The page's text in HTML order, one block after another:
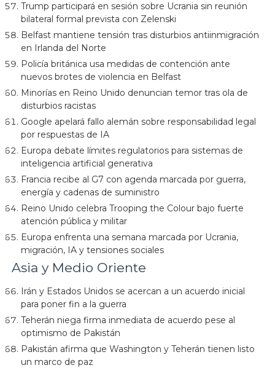
Trump participará en sesión sobre Ucrania sin reunión
bilateral formal prevista con Zelenski
Belfast mantiene tensión tras disturbios antiinmigración
en Irlanda del Norte
Policía británica usa medidas de contención ante
nuevos brotes de violencia en Belfast
Minorías en Reino Unido denuncian temor tras ola de
disturbios racistas
Google apelará fallo alemán sobre responsabilidad legal
por respuestas de IA
Europa debate límites regulatorios para sistemas de
inteligencia artificial generativa
Francia recibe al G7 con agenda marcada por guerra,
energía y cadenas de suministro
Reino Unido celebra Trooping the Colour bajo fuerte
atención pública y militar
Europa enfrenta una semana marcada por Ucrania,
migración, IA y tensiones sociales
Asia y Medio Oriente
Irán y Estados Unidos se acercan a un acuerdo inicial
para poner fin a la guerra
Teherán niega firma inmediata de acuerdo pese al
optimismo de Pakistán
Pakistán afirma que Washington y Teherán tienen listo
un marco de paz